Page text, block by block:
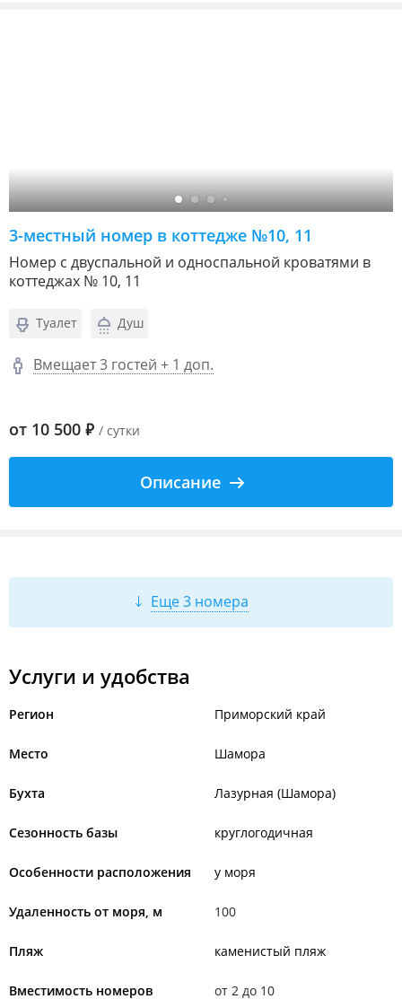
3-местный номер в коттедже №10, 11
Номер с двуспальной и односпальной кроватями в
коттеджах № 10, 11
Туалет Душ
Вмещает 3 гостей + 1 доп.
от 10 500 ₽ / сутки
Описание
Еще 3 номера
Услуги и удобства
Регион Приморский край
Место Шамора
Бухта Лазурная (Шамора)
Сезонность базы круглогодичная
Особенности расположения у моря
Удаленность от моря, м 100
Пляж каменистый пляж
Вместимость номеров от 2 до 10